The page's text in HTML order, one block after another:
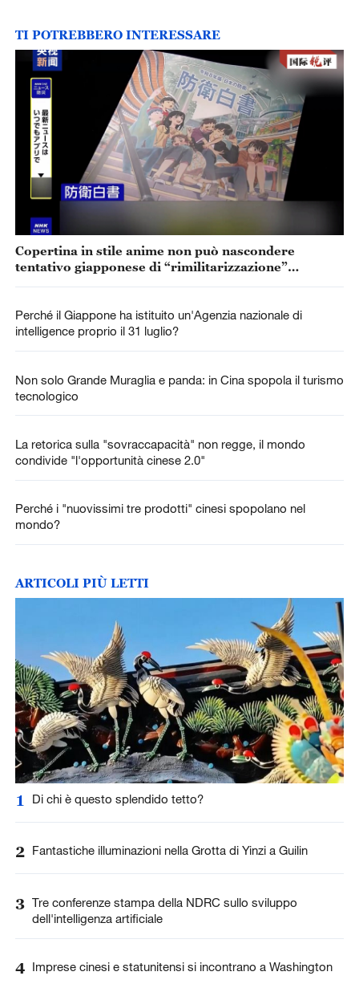
TI POTREBBERO INTERESSARE
Copertina in stile anime non può nascondere
tentativo giapponese di “rimilitarizzazione”
Perché il Giappone ha istituito un'Agenzia nazionale di
intelligence proprio il 31 luglio?
Non solo Grande Muraglia e panda: in Cina spopola il turismo
tecnologico
La retorica sulla "sovraccapacità" non regge, il mondo
condivide "l'opportunità cinese 2.0"
Perché i "nuovissimi tre prodotti" cinesi spopolano nel
mondo?
ARTICOLI PIÙ LETTI
1 Di chi è questo splendido tetto?
2 Fantastiche illuminazioni nella Grotta di Yinzi a Guilin
3 Tre conferenze stampa della NDRC sullo sviluppo
dell'intelligenza artificiale
4 Imprese cinesi e statunitensi si incontrano a Washington